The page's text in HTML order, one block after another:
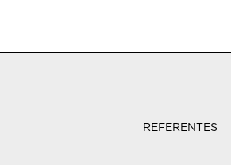
REFERENTES